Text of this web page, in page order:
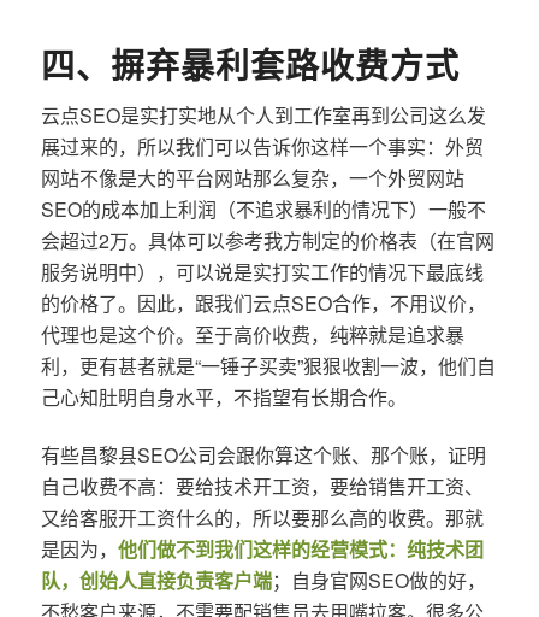
四、摒弃暴利套路收费方式
云点SEO是实打实地从个人到工作室再到公司这么发
展过来的，所以我们可以告诉你这样一个事实：外贸
网站不像是大的平台网站那么复杂，一个外贸网站
SEO的成本加上利润（不追求暴利的情况下）一般不
会超过2万。具体可以参考我方制定的价格表（在官网
服务说明中），可以说是实打实工作的情况下最底线
的价格了。因此，跟我们云点SEO合作，不用议价，
代理也是这个价。至于高价收费，纯粹就是追求暴
利，更有甚者就是“一锤子买卖”狠狠收割一波，他们自
己心知肚明自身水平，不指望有长期合作。
有些昌黎县SEO公司会跟你算这个账、那个账，证明
自己收费不高：要给技术开工资，要给销售开工资、
又给客服开工资什么的，所以要那么高的收费。那就
是因为， 他们做不到我们这样的经营模式：纯技术团
队，创始人直接负责客户端；自身官网SEO做的好，
不愁客户来源，不需要配销售员去用嘴拉客。很多公